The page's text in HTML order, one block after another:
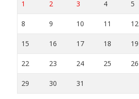
8 9 10 11 12
15 16 17 18 19
22 23 24 25 26
29 30 31